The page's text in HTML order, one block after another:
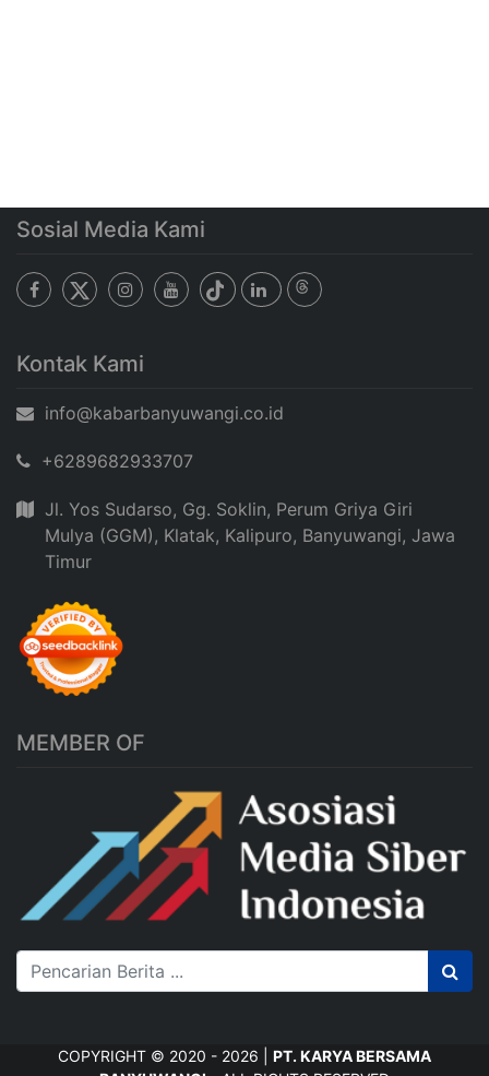
Sosial Media Kami
Kontak Kami
info@kabarbanyuwangi.co.id
+6289682933707
Jl. Yos Sudarso, Gg. Soklin, Perum Griya Giri
Mulya (GGM), Klatak, Kalipuro, Banyuwangi, Jawa
Timur
MEMBER OF
COPYRIGHT © 2020 - 2026 | PT. KARYA BERSAMA